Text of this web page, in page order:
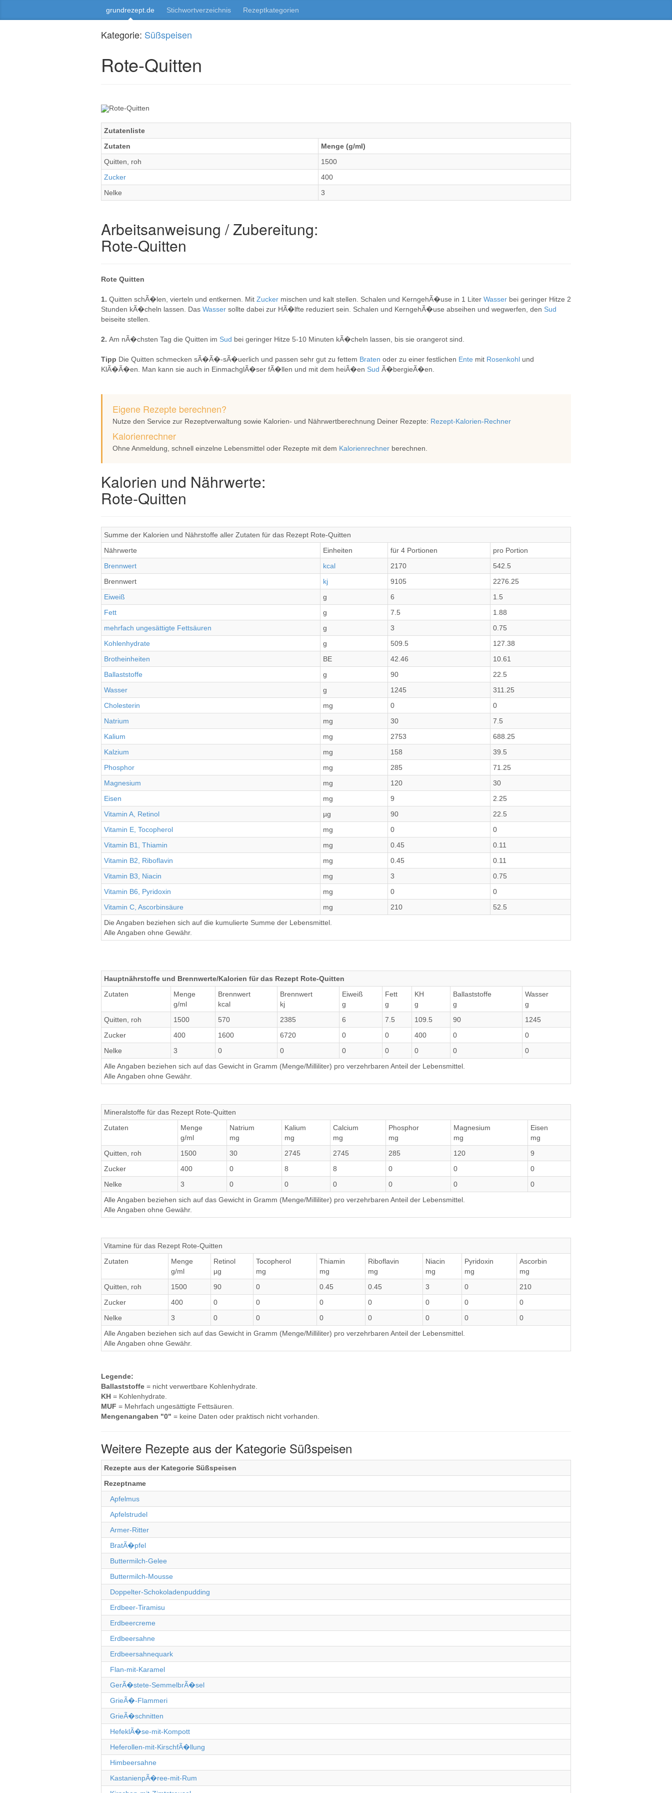
grundrezept.de Stichwortverzeichnis Rezeptkategorien
Kategorie: Süßspeisen
Rote-Quitten
Zutatenliste
Zutaten
Menge (g/ml)
Quitten, roh
1500
Zucker
400
Nelke
3
Arbeitsanweisung / Zubereitung:
Rote-Quitten
Rote Quitten
1. Quitten schÃ�len, vierteln und entkernen. Mit Zucker mischen und kalt stellen. Schalen und KerngehÃ�use in 1 Liter Wasser bei geringer Hitze 2
Stunden kÃ�cheln lassen. Das Wasser sollte dabei zur HÃ�lfte reduziert sein. Schalen und KerngehÃ�use abseihen und wegwerfen, den Sud
beiseite stellen.
2. Am nÃ�chsten Tag die Quitten im Sud bei geringer Hitze 5-10 Minuten kÃ�cheln lassen, bis sie orangerot sind.
Tipp Die Quitten schmecken sÃ�Ã�-sÃ�uerlich und passen sehr gut zu fettem Braten oder zu einer festlichen Ente mit Rosenkohl und
KlÃ�Ã�en. Man kann sie auch in EinmachglÃ�ser fÃ�llen und mit dem heiÃ�en Sud Ã�bergieÃ�en.
Eigene Rezepte berechnen?
Nutze den Service zur Rezeptverwaltung sowie Kalorien- und Nährwertberechnung Deiner Rezepte: Rezept-Kalorien-Rechner
Kalorienrechner
Ohne Anmeldung, schnell einzelne Lebensmittel oder Rezepte mit dem Kalorienrechner berechnen.
Kalorien und Nährwerte:
Rote-Quitten
Summe der Kalorien und Nährstoffe aller Zutaten für das Rezept Rote-Quitten
Nährwerte
Einheiten für 4 Portionen
pro Portion
Brennwert
kcal 2170
542.5
Brennwert
kj 9105
2276.25
Eiweiß
g 6
1.5
Fett
g 7.5
1.88
mehrfach ungesättigte Fettsäuren
g 3
0.75
Kohlenhydrate
g 509.5
127.38
Brotheinheiten
BE 42.46
10.61
Ballaststoffe
g 90
22.5
Wasser
g 1245
311.25
Cholesterin
mg 0
0
Natrium
mg 30
7.5
Kalium
mg 2753
688.25
Kalzium
mg 158
39.5
Phosphor
mg 285
71.25
Magnesium
mg 120
30
Eisen
mg 9
2.25
Vitamin A, Retinol
µg 90
22.5
Vitamin E, Tocopherol
mg 0
0
Vitamin B1, Thiamin
mg 0.45
0.11
Vitamin B2, Riboflavin
mg 0.45
0.11
Vitamin B3, Niacin
mg 3
0.75
Vitamin B6, Pyridoxin
mg 0
0
Vitamin C, Ascorbinsäure
mg 210
52.5
Die Angaben beziehen sich auf die kumulierte Summe der Lebensmittel.
Alle Angaben ohne Gewähr.
Hauptnährstoffe und Brennwerte/Kalorien für das Rezept Rote-Quitten
Zutaten
Menge
g/ml
Brennwert
kcal
Brennwert
kj
Eiweiß
g
Fett
g
KH
g
Ballaststoffe
g
Wasser
g
Quitten, roh
1500 570 2385 6 7.5 109.5 90
1245
Zucker
400 1600 6720 0 0 400 0
0
Nelke
3 0 0 0 0 0 0
0
Alle Angaben beziehen sich auf das Gewicht in Gramm (Menge/Milliliter) pro verzehrbaren Anteil der Lebensmittel.
Alle Angaben ohne Gewähr.
Mineralstoffe für das Rezept Rote-Quitten
Zutaten
Menge
g/ml
Natrium
mg
Kalium
mg
Calcium
mg
Phosphor
mg
Magnesium
mg
Eisen
mg
Quitten, roh
1500 30 2745 2745 285 120
9
Zucker
400 0 8 8 0 0
0
Nelke
3 0 0 0 0 0
0
Alle Angaben beziehen sich auf das Gewicht in Gramm (Menge/Milliliter) pro verzehrbaren Anteil der Lebensmittel.
Alle Angaben ohne Gewähr.
Vitamine für das Rezept Rote-Quitten
Zutaten
Menge
g/ml
Retinol
µg
Tocopherol
mg
Thiamin
mg
Riboflavin
mg
Niacin
mg
Pyridoxin
mg
Ascorbin
mg
Quitten, roh
1500 90 0 0.45 0.45 3 0
210
Zucker
400 0 0 0 0 0 0
0
Nelke
3 0 0 0 0 0 0
0
Alle Angaben beziehen sich auf das Gewicht in Gramm (Menge/Milliliter) pro verzehrbaren Anteil der Lebensmittel.
Alle Angaben ohne Gewähr.
Legende:
Ballaststoffe = nicht verwertbare Kohlenhydrate.
KH = Kohlenhydrate.
MUF = Mehrfach ungesättigte Fettsäuren.
Mengenangaben "0" = keine Daten oder praktisch nicht vorhanden.
Weitere Rezepte aus der Kategorie Süßspeisen
Rezepte aus der Kategorie Süßspeisen
Rezeptname
Apfelmus
Apfelstrudel
Armer-Ritter
BratÃ�pfel
Buttermilch-Gelee
Buttermilch-Mousse
Doppelter-Schokoladenpudding
Erdbeer-Tiramisu
Erdbeercreme
Erdbeersahne
Erdbeersahnequark
Flan-mit-Karamel
GerÃ�stete-SemmelbrÃ�sel
GrieÃ�-Flammeri
GrieÃ�schnitten
HefeklÃ�se-mit-Kompott
Heferollen-mit-KirschfÃ�llung
Himbeersahne
KastanienpÃ�ree-mit-Rum